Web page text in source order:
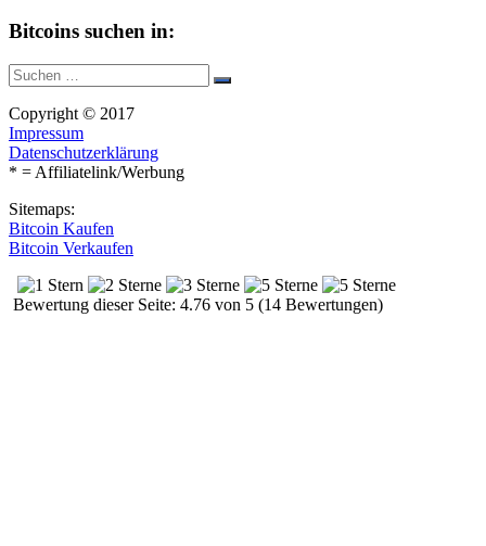
Bitcoins suchen in:
Suche
nach:
Suchen
Copyright © 2017
Impressum
Datenschutzerklärung
* = Affiliatelink/Werbung
Sitemaps:
Bitcoin Kaufen
Bitcoin Verkaufen
Bewertung dieser Seite: 4.76 von 5 (14 Bewertungen)